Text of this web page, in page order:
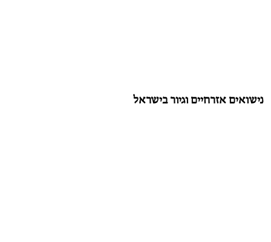
נישואים אזרחיים וגיור בישראל